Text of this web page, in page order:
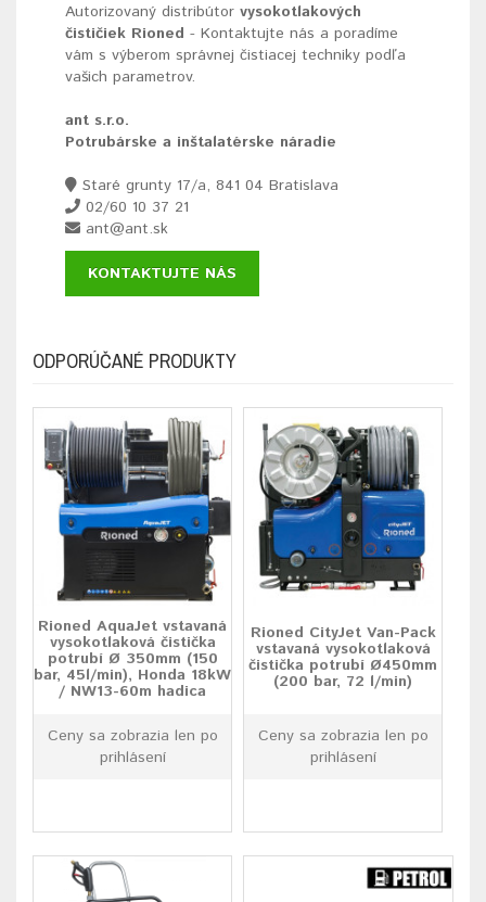
Autorizovaný distribútor vysokotlakových
čističiek Rioned - Kontaktujte nás a poradíme
vám s výberom správnej čistiacej techniky podľa
vašich parametrov.
ant s.r.o.
Potrubárske a inštalatérske náradie
Staré grunty 17/a, 841 04 Bratislava
02/60 10 37 21
ant@ant.sk
KONTAKTUJTE NÁS
ODPORÚČANÉ PRODUKTY
Rioned AquaJet vstavaná
vysokotlaková čistička
potrubí Ø 350mm (150
bar, 45l/min), Honda 18kW
/ NW13-60m hadica
Ceny sa zobrazia len po
prihlásení
Rioned CityJet Van-Pack
vstavaná vysokotlaková
čistička potrubí Ø450mm
(200 bar, 72 l/min)
Ceny sa zobrazia len po
prihlásení